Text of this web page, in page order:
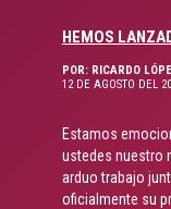
HEMOS
POR: RICARDO
12 DE AGOSTO DEL
Estamos
ustedes nuestro
arduo trabajo
oficialmente su